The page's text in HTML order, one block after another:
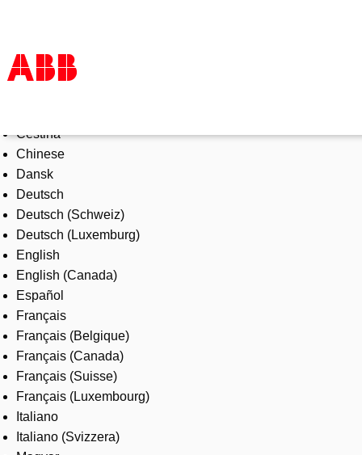
Products & Solutions
Industries
Services
About us
Where to buy
Contact us
Careers
Čeština
Chinese
Dansk
Deutsch
Deutsch (Schweiz)
Deutsch (Luxemburg)
English
English (Canada)
Español
Français
Français (Belgique)
Français (Canada)
Français (Suisse)
Français (Luxembourg)
Italiano
Italiano (Svizzera)